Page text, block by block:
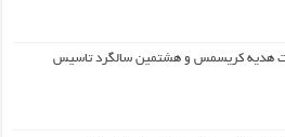
هدیه کریسمس و هشتمین سالگرد تاسیس